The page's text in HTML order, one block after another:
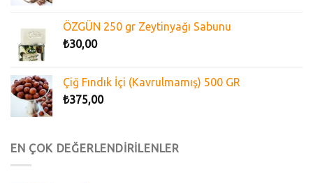
ÖZGÜN 250 gr Zeytinyağı Sabunu
₺30,00
Çiğ Fındık İçi (Kavrulmamış) 500 GR
₺375,00
EN ÇOK DEĞERLENDİRİLENLER